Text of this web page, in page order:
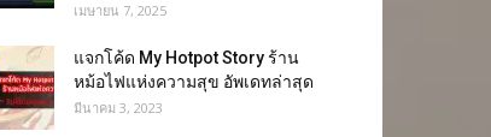
เมษายน 7, 2025
แจกโค้ด My Hotpot Story ร้าน
หม้อไฟแห่งความสุข อัพเดทล่าสุด
มีนาคม 3, 2023